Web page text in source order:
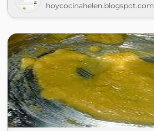
hoycocinahelen.blogspot.com